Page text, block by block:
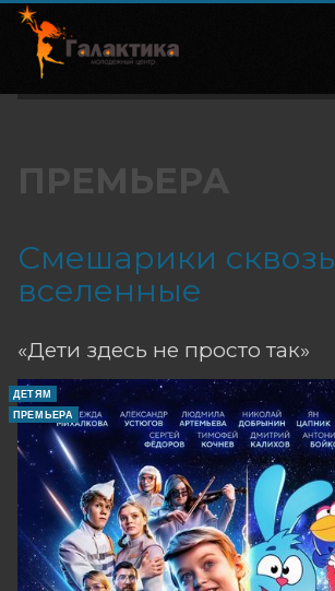
ПРЕМЬЕРА
Смешарики сквозь
вселенные
«Дети здесь не просто так»
ДЕТЯМ
ПРЕМЬЕРА